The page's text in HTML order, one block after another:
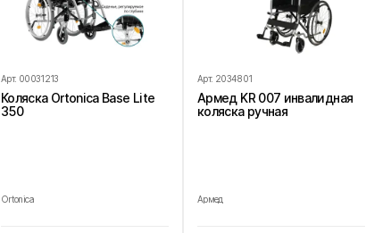
Арт. 00031213
Коляска Ortonica Base Lite
350
Ortonica
Арт. 2034801
Армед KR 007 инвалидная
коляска ручная
Армед